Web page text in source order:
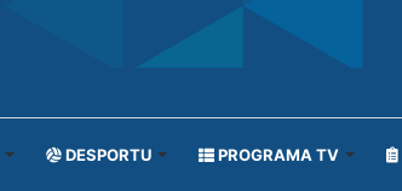
DESPORTU PROGRAMA TV